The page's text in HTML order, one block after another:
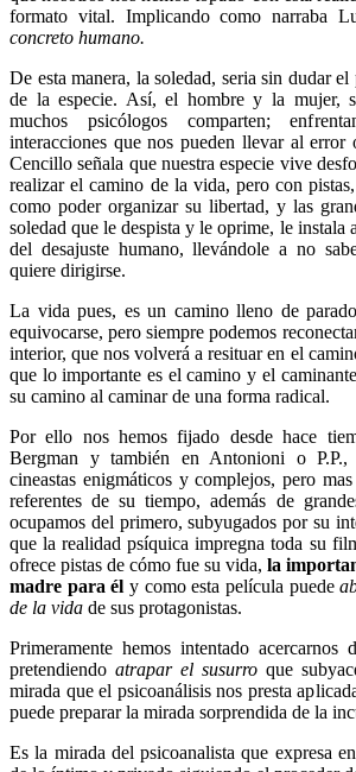
formato vital. Implicando como narraba
concreto humano.
De esta manera, la soledad, seria sin dudar
de la especie. Así, el hombre y la mujer,
muchos psicólogos comparten;
interacciones que nos pueden llevar al
Cencillo señala que nuestra especie vive
realizar el camino de la vida, pero con
como poder organizar su libertad, y las
soledad que le despista y le oprime, le instala
del desajuste humano, llevándole a no
quiere dirigirse.
La vida pues, es un camino lleno de
equivocarse, pero siempre podemos
interior, que nos volverá a resituar en el
que lo importante es el camino y el
su camino al caminar de una forma radical.
Por ello nos hemos fijado desde hace
Bergman y también en Antonioni o P.P.,
cineastas enigmáticos y complejos, pero
referentes de su tiempo, además de
ocupamos del primero, subyugados por su
que la realidad psíquica impregna toda su
ofrece pistas de cómo fue su vida, la
madre para él y como esta película puede
de la vida de sus protagonistas.
Primeramente hemos intentado
pretendiendo atrapar el susurro que
mirada que el psicoanálisis nos presta
puede preparar la mirada sorprendida de la
Es la mirada del psicoanalista que expresa